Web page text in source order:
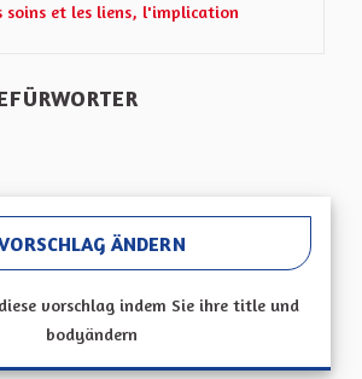
filtern: Les solidarités, les soins et
soins et les liens, l'implication
ÄNDERN
vorschlag indem Sie ihre title und
bodyändern